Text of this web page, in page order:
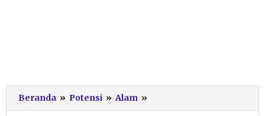
Beranda » Potensi » Alam »
Beyond